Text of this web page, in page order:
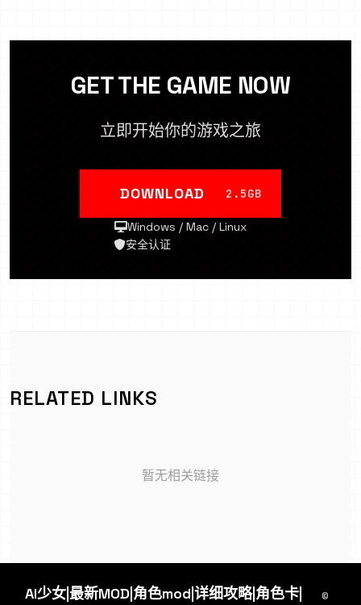
GET THE GAME NOW
立即开始你的游戏之旅
DOWNLOAD 2.5GB
Windows / Mac / Linux
安全认证
RELATED LINKS
暂无相关链接
AI少女|最新MOD|角色mod|详细攻略|角色卡|
©